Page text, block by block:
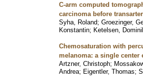
C-arm computed
carcinoma before
Syha, Roland; Groezinger,
Konstantin; Ketelsen,
Chemosaturation with
melanoma: a single center
Artzner, Christoph;
Andrea; Eigentler, Thomas;